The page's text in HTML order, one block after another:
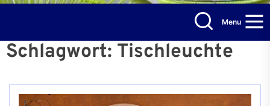
Menu
Schlagwort: Tischleuchte